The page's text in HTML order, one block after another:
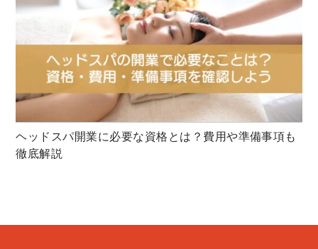
ヘッドスパ開業に必要な資格とは？費用や準備事項も
徹底解説